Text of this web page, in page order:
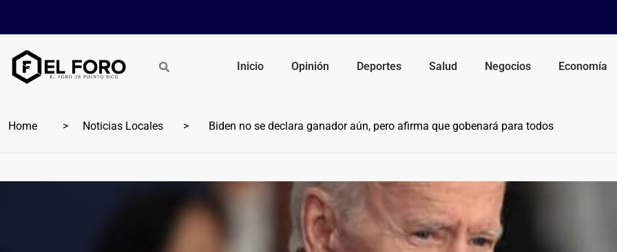
Inicio Opinión Deportes Salud Negocios Economía
Home Noticias Locales Biden no se declara ganador aún, pero afirma que gobenará para todos